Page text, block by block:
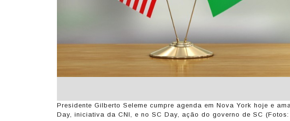
Presidente Gilberto Seleme cumpre agenda em Nova York hoje e
Day, iniciativa da CNI, e no SC Day, ação do governo de SC